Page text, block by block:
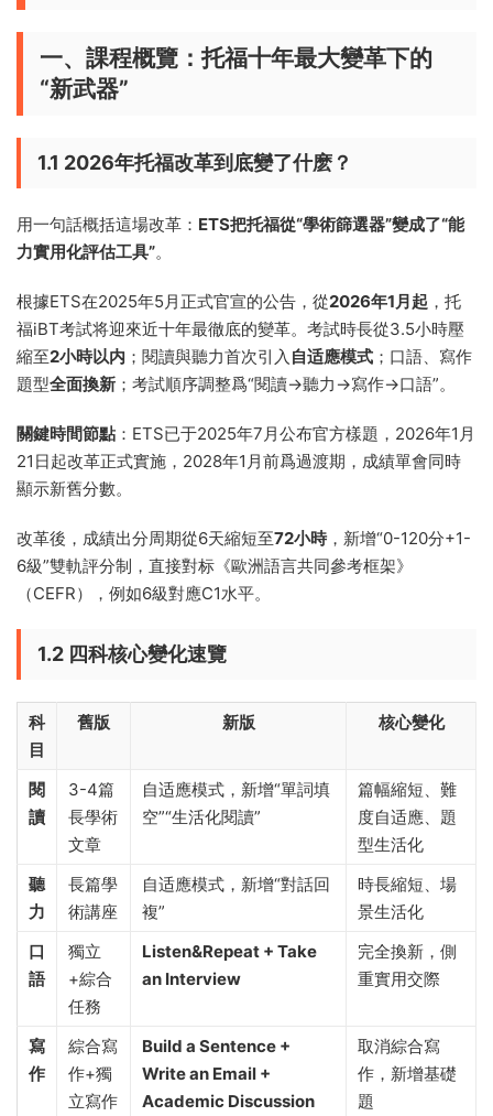
一、課程概覽：托福十年最大變革下的
“新武器”
1.1 2026年托福改革到底變了什麽？
用一句話概括這場改革： ETS把托福從“學術篩選器”變成了“能
力實用化評估工具”。
根據ETS在2025年5月正式官宣的公告，從2026年1月起 ，托
福iBT考試将迎來近十年最徹底的變革。考試時長從3.5小時壓
縮至2小時以内 ；閱讀與聽力首次引入 自适應模式 ；口語、寫作
題型全面換新 ；考試順序調整爲“閱讀→聽力→寫作→口語”。
關鍵時間節點 ：ETS已于2025年7月公布官方樣題，2026年1月
21日起改革正式實施，2028年1月前爲過渡期，成績單會同時
顯示新舊分數。
改革後，成績出分周期從6天縮短至72小時，新增“0-120分+1-
6級”雙軌評分制，直接對标《歐洲語言共同參考框架》
（CEFR），例如6級對應C1水平。
1.2 四科核心變化速覽
科
目
舊版 新版 核心變化
閱
讀
3-4篇
長學術
文章
自适應模式，新增“單詞填
空”“生活化閱讀”
篇幅縮短、難
度自适應、題
型生活化
聽
力
長篇學
術講座
自适應模式，新增“對話回
複”
時長縮短、場
景生活化
口
語
獨立
+綜合
任務
Listen&Repeat + Take
an Interview
完全換新，側
重實用交際
寫
作
綜合寫
作+獨
立寫作
Build a Sentence +
Write an Email +
Academic Discussion
取消綜合寫
作，新增基礎
題